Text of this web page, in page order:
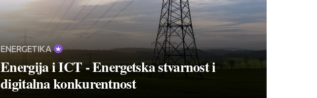
ENERGETIKA
Energija i ICT - Energetska stvarnost i
digitalna konkurentnost